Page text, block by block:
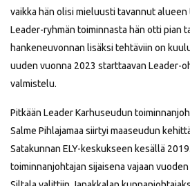
vaikka hän olisi mieluusti tavannut
Leader-ryhmän toiminnasta hän otti pian
hankeneuvonnan lisäksi tehtäviin on
uuden vuonna 2023 starttaavan Leader-
valmistelu.
Pitkään Leader Karhuseudun
Salme Pihlajamaa siirtyi maaseudun
Satakunnan ELY-keskukseen kesällä
toiminnanjohtajan sijaisena vajaan